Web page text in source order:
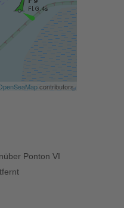
contributors
Ponton VI